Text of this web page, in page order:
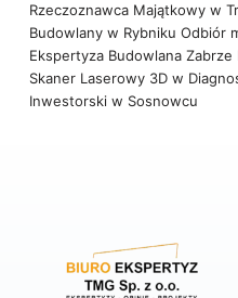
Rzeczoznawca Majątkowy w
Budowlany w Rybniku Odbiór
Ekspertyza Budowlana Zabrze
Skaner Laserowy 3D w
Inwestorski w Sosnowcu